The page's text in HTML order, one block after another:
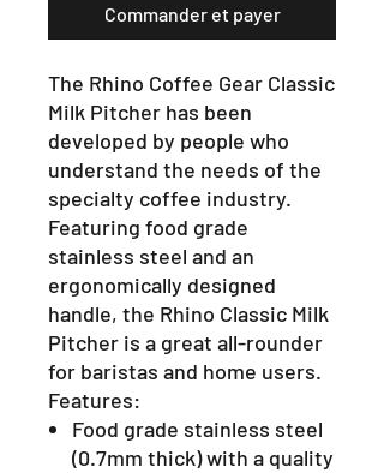
Commander et payer
The Rhino Coffee Gear Classic
Milk Pitcher has been
developed by people who
understand the needs of the
specialty coffee industry.
Featuring food grade
stainless steel and an
ergonomically designed
handle, the Rhino Classic Milk
Pitcher is a great all-rounder
for baristas and home users.
Features:
Food grade stainless steel
(0.7mm thick) with a quality